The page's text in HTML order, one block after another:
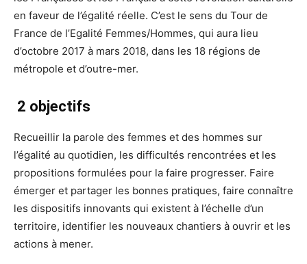
en faveur de l’égalité réelle. C’est le sens du Tour de
France de l’Egalité Femmes/Hommes, qui aura lieu
d’octobre 2017 à mars 2018, dans les 18 régions de
métropole et d’outre-mer.
2 objectifs
Recueillir la parole des femmes et des hommes sur
l’égalité au quotidien, les difficultés rencontrées et les
propositions formulées pour la faire progresser. Faire
émerger et partager les bonnes pratiques, faire connaître
les dispositifs innovants qui existent à l’échelle d’un
territoire, identifier les nouveaux chantiers à ouvrir et les
actions à mener.